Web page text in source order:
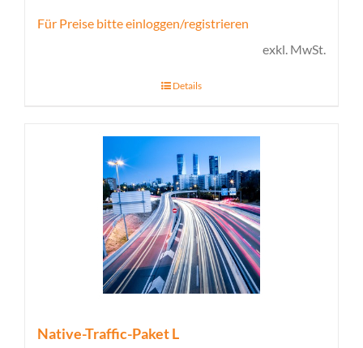
Für Preise bitte einloggen/registrieren
exkl. MwSt.
Details
Native-Traffic-Paket L